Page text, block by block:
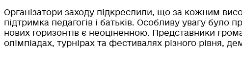
Організатори заходу підкреслили, що за кожним
підтримка педагогів і батьків. Особливу увагу було
нових горизонтів є неоціненною. Представники
олімпіадах, турнірах та фестивалях різного рівня,